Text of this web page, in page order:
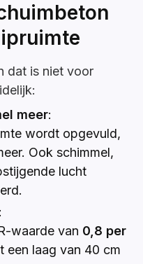
dat is niet voor
meer:
wordt opgevuld,
Ook schimmel,
lucht
:
waarde van 0,8 per
een laag van 40 cm